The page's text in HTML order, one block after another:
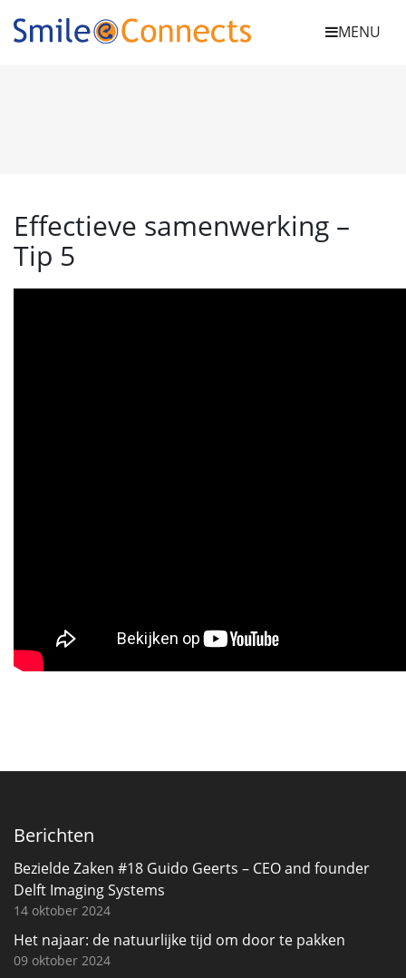
MENU
Effectieve samenwerking –
Tip 5
Berichten
Bezielde Zaken #18 Guido Geerts – CEO and founder
Delft Imaging Systems
14 oktober 2024
Het najaar: de natuurlijke tijd om door te pakken
09 oktober 2024